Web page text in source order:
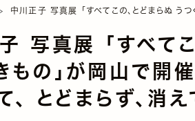
中川正子 写真展 「すべてこの、とどまらぬ うつくしきもの」が岡
写真展 「すべて
もの」が岡山で開
、 とどまらず、消え